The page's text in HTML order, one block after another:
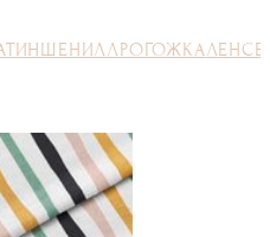
ШЕНИЛЛРОГОЖКАЛЕН